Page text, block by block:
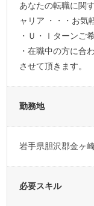
あなたの転職に関
ャリア ・・・お気
・Ｕ・ｌターンご
・在職中の方に合
させて頂きます。
勤務地
岩手県胆沢郡金ヶ
必要スキル